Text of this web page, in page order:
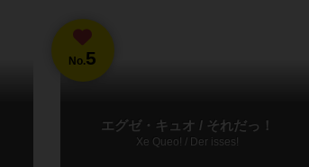
No.5
エグゼ・キュオ / それだっ！
Xe Queo! / Der isses!